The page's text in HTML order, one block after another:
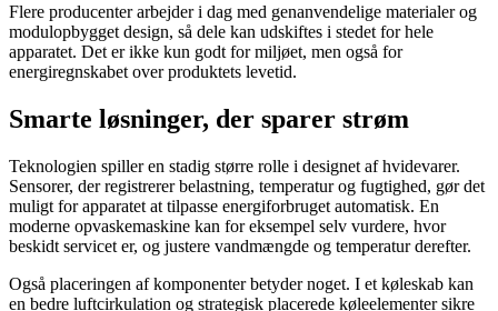
Flere producenter arbejder i dag med genanvendelige materialer og
modulopbygget design, så dele kan udskiftes i stedet for hele
apparatet. Det er ikke kun godt for miljøet, men også for
energiregnskabet over produktets levetid.
Smarte løsninger, der sparer strøm
Teknologien spiller en stadig større rolle i designet af hvidevarer.
Sensorer, der registrerer belastning, temperatur og fugtighed, gør det
muligt for apparatet at tilpasse energiforbruget automatisk. En
moderne opvaskemaskine kan for eksempel selv vurdere, hvor
beskidt servicet er, og justere vandmængde og temperatur derefter.
Også placeringen af komponenter betyder noget. I et køleskab kan
en bedre luftcirkulation og strategisk placerede køleelementer sikre